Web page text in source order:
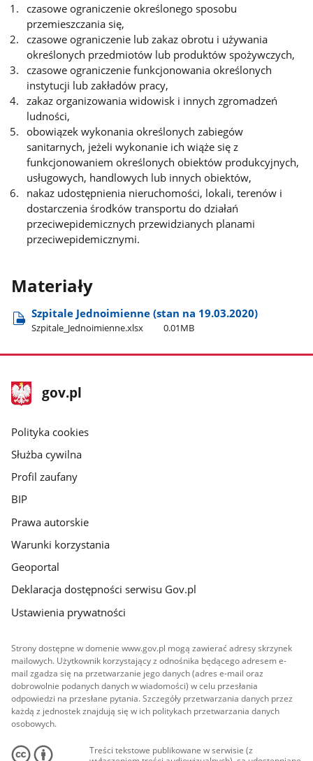
czasowe ograniczenie określonego sposobu
przemieszczania się,
czasowe ograniczenie lub zakaz obrotu i używania
określonych przedmiotów lub produktów spożywczych,
czasowe ograniczenie funkcjonowania określonych
instytucji lub zakładów pracy,
zakaz organizowania widowisk i innych zgromadzeń
ludności,
obowiązek wykonania określonych zabiegów
sanitarnych, jeżeli wykonanie ich wiąże się z
funkcjonowaniem określonych obiektów produkcyjnych,
usługowych, handlowych lub innych obiektów,
nakaz udostępnienia nieruchomości, lokali, terenów i
dostarczenia środków transportu do działań
przeciwepidemicznych przewidzianych planami
przeciwepidemicznymi.
Materiały
Szpitale Jednoimienne (stan na 19.03.2020)
Szpitale​_Jednoimienne.xlsx 0.01MB
stopka
gov.pl
Strona
gov.pl
gov.pl
Polityka cookies
Służba cywilna
Profil zaufany
BIP
Prawa autorskie
Warunki korzystania
Geoportal
Deklaracja dostępności serwisu Gov.pl
Ustawienia prywatności
Strony dostępne w domenie www.gov.pl mogą zawierać adresy skrzynek
mailowych. Użytkownik korzystający z odnośnika będącego adresem e-
mail zgadza się na przetwarzanie jego danych (adres e-mail oraz
dobrowolnie podanych danych w wiadomości) w celu przesłania
odpowiedzi na przesłane pytania. Szczegóły przetwarzania danych przez
każdą z jednostek znajdują się w ich politykach przetwarzania danych
osobowych.
Treści tekstowe publikowane w serwisie (z